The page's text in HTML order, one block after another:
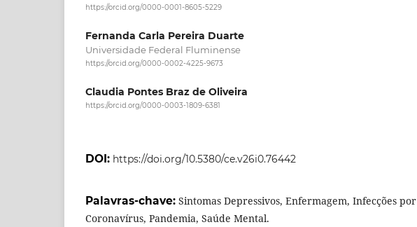
https://orcid.org/0000-0001-8605-5229
Fernanda Carla Pereira Duarte
Universidade Federal Fluminense
https://orcid.org/0000-0002-4225-9673
Claudia Pontes Braz de Oliveira
https://orcid.org/0000-0003-1809-6381
DOI: https://doi.org/10.5380/ce.v26i0.76442
Palavras-chave: Sintomas Depressivos, Enfermagem, Infecções por
Coronavírus, Pandemia, Saúde Mental.